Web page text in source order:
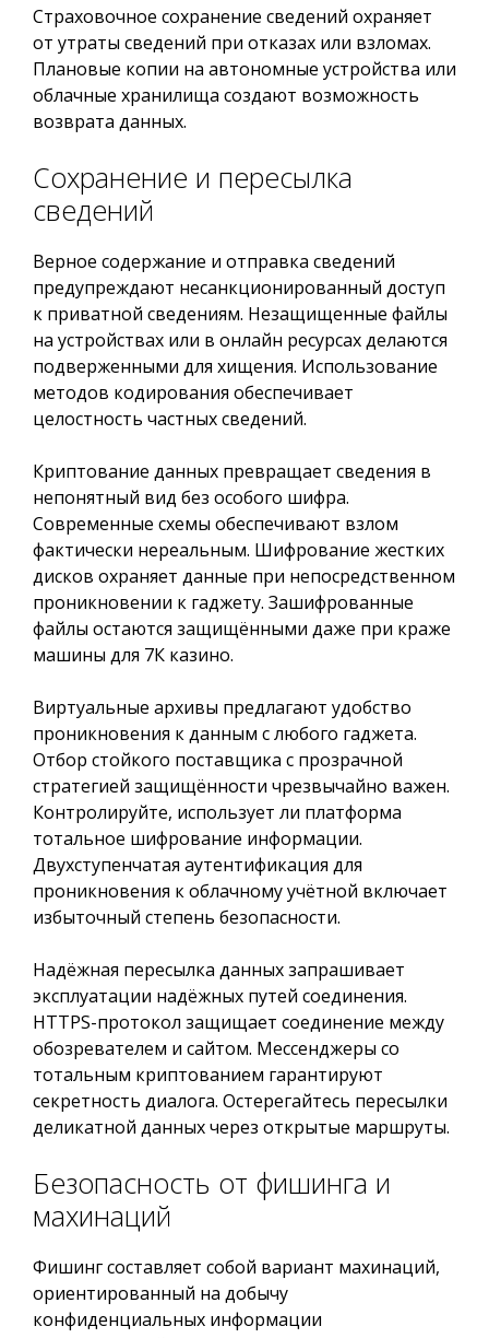
Страховочное сохранение сведений охраняет
от утраты сведений при отказах или взломах.
Плановые копии на автономные устройства или
облачные хранилища создают возможность
возврата данных.
Сохранение и пересылка
сведений
Верное содержание и отправка сведений
предупреждают несанкционированный доступ
к приватной сведениям. Незащищенные файлы
на устройствах или в онлайн ресурсах делаются
подверженными для хищения. Использование
методов кодирования обеспечивает
целостность частных сведений.
Криптование данных превращает сведения в
непонятный вид без особого шифра.
Современные схемы обеспечивают взлом
фактически нереальным. Шифрование жестких
дисков охраняет данные при непосредственном
проникновении к гаджету. Зашифрованные
файлы остаются защищёнными даже при краже
машины для 7К казино.
Виртуальные архивы предлагают удобство
проникновения к данным с любого гаджета.
Отбор стойкого поставщика с прозрачной
стратегией защищённости чрезвычайно важен.
Контролируйте, использует ли платформа
тотальное шифрование информации.
Двухступенчатая аутентификация для
проникновения к облачному учётной включает
избыточный степень безопасности.
Надёжная пересылка данных запрашивает
эксплуатации надёжных путей соединения.
HTTPS-протокол защищает соединение между
обозревателем и сайтом. Мессенджеры со
тотальным криптованием гарантируют
секретность диалога. Остерегайтесь пересылки
деликатной данных через открытые маршруты.
Безопасность от фишинга и
махинаций
Фишинг составляет собой вариант махинаций,
ориентированный на добычу
конфиденциальных информации